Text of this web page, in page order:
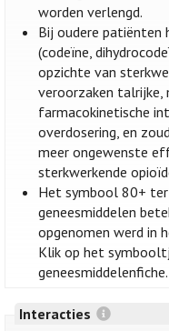
worden verlengd.
Bij oudere patiënten
(codeïne,
opzichte van
veroorzaken talrijke,
farmacokinetische
overdosering, en
meer ongewenste
sterkwerkende
Het symbool 80+
geneesmiddelen
opgenomen werd in
Klik op het
geneesmiddelenfiche.
Interacties